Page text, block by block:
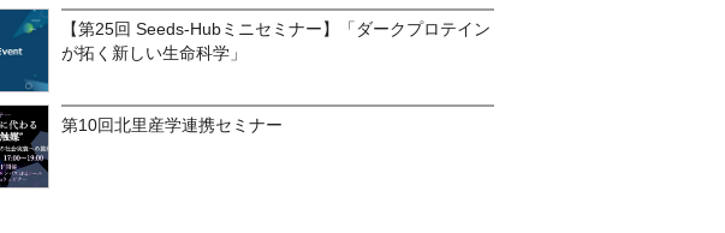
【第25回 Seeds-Hubミニセミナー】「ダークプロテイン
が拓く新しい生命科学」
第10回北里産学連携セミナー